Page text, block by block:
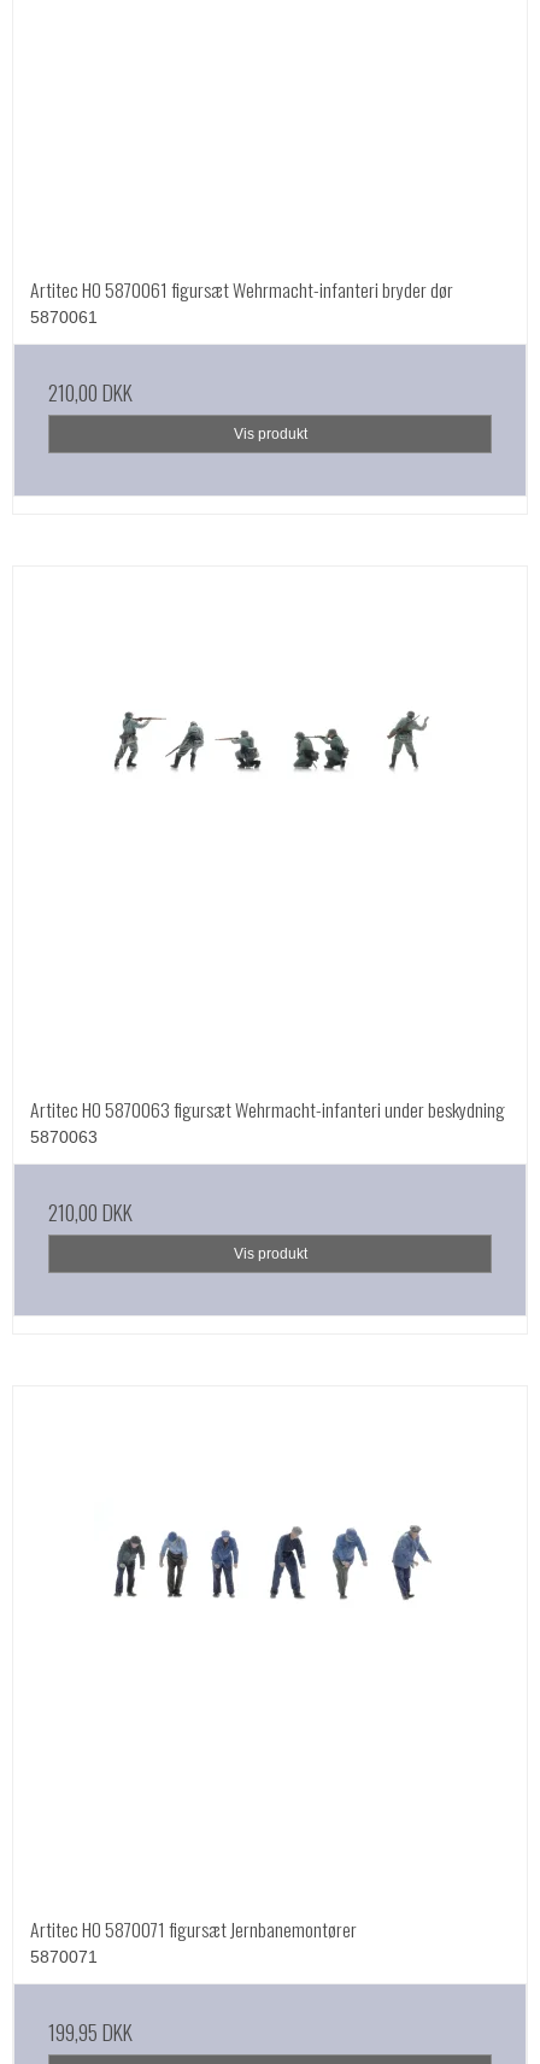
Artitec HO 5870061 figursæt Wehrmacht-infanteri bryder dør
5870061
210,00 DKK
Vis produkt
Artitec HO 5870063 figursæt Wehrmacht-infanteri under beskydning
5870063
210,00 DKK
Vis produkt
Artitec HO 5870071 figursæt Jernbanemontører
5870071
199,95 DKK